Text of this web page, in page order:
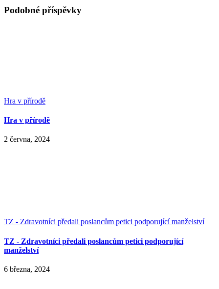
Podobné příspěvky
Hra v přírodě
Hra v přírodě
2 června, 2024
TZ - Zdravotníci předali poslancům petici podporující manželství
TZ - Zdravotníci předali poslancům petici podporující
manželství
6 března, 2024